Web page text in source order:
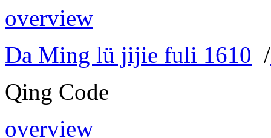
overview
Da Ming lü jijie fuli 1610 /
Qing Code
overview